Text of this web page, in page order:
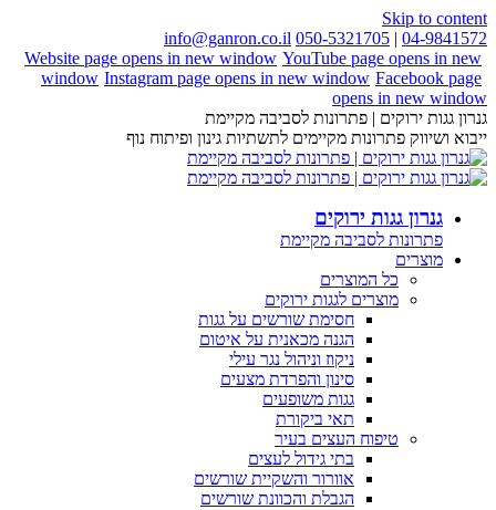
Skip to content
04-9841572
|
050-5321705
info@ganron.co.il
Website page opens in new window YouTube page opens in new
window Instagram page opens in new window Facebook page
opens in new window
גנרון גגות ירוקים | פתרונות לסביבה מקיימת
ייבוא ושיווק פתרונות מקיימים לתשתיות גינון ופיתוח נוף
גנרון גגות ירוקים
פתרונות לסביבה מקיימת
מוצרים
כל המוצרים
מוצרים לגגות ירוקים
חסימת שורשים על גגות
הגנה מכאנית על איטום
ניקוז וניהול נגר עילי
סינון והפרדת מצעים
גגות משופעים
תאי ביקורת
טיפוח העצים בעיר
בתי גידול לעצים
אוורור והשקיית שורשים
הגבלת והכוונת שורשים